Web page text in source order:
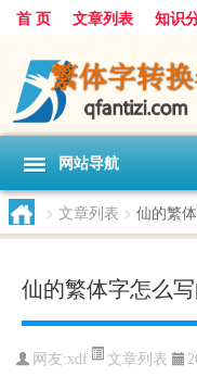
首 页 文章列表 知识
网站导航
> 文章列表 > 仙的繁
仙的繁体字怎么
网友:xdf 文章列表